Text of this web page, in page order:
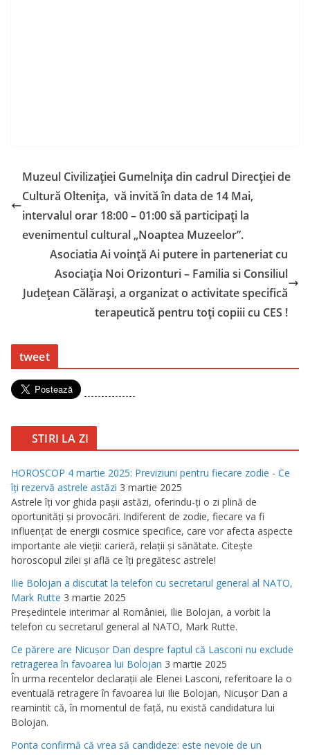
Muzeul Civilizației Gumelnița din cadrul Direcției de
Cultură Oltenița, vă invită în data de 14 Mai,
intervalul orar 18:00 – 01:00 să participați la
evenimentul cultural „Noaptea Muzeelor”.
Asociatia Ai voință Ai putere in parteneriat cu
Asociația Noi Orizonturi – Familia si Consiliul
Județean Călărași, a organizat o activitate specifică
terapeutică pentru toți copiii cu CES !
tweet
---------------
STIRI LA ZI
HOROSCOP 4 martie 2025: Previziuni pentru fiecare zodie - Ce
îţi rezervă astrele astăzi 3 martie 2025
Astrele îţi vor ghida paşii astăzi, oferindu-ţi o zi plină de
oportunităţi şi provocări. Indiferent de zodie, fiecare va fi
influenţat de energii cosmice specifice, care vor afecta aspecte
importante ale vieţii: carieră, relaţii şi sănătate. Citeşte
horoscopul zilei şi află ce îţi pregătesc astrele!
Ilie Bolojan a discutat la telefon cu secretarul general al NATO,
Mark Rutte 3 martie 2025
Preşedintele interimar al României, Ilie Bolojan, a vorbit la
telefon cu secretarul general al NATO, Mark Rutte.
Ce părere are Nicuşor Dan despre faptul că Lasconi nu exclude
retragerea în favoarea lui Bolojan 3 martie 2025
În urma recentelor declaraţii ale Elenei Lasconi, referitoare la o
eventuală retragere în favoarea lui Ilie Bolojan, Nicuşor Dan a
reamintit că, în momentul de faţă, nu există candidatura lui
Bolojan.
Ponta confirmă că vrea să candideze: este nevoie de un